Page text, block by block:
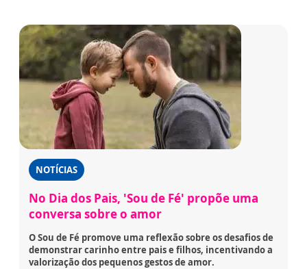
NOTÍCIAS
No Dia dos Pais, 'Sou de Fé' propõe uma
conversa sobre o amor
O Sou de Fé promove uma reflexão sobre os desafios de
demonstrar carinho entre pais e filhos, incentivando a
valorização dos pequenos gestos de amor.